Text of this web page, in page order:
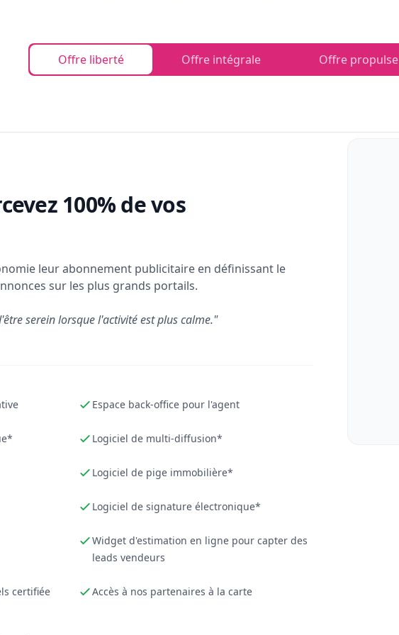
Offre liberté Offre intégrale Offre propulse
100% de vos
leur abonnement publicitaire en définissant le
sur les plus grands portails.
serein lorsque l'activité est plus calme."
Espace back-office pour l'agent
Logiciel de multi-diffusion*
Logiciel de pige immobilière*
Logiciel de signature électronique*
Widget d'estimation en ligne pour capter des
leads vendeurs
certifiée
Accès à nos partenaires à la carte